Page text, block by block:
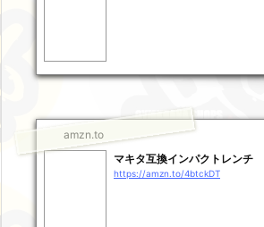
amzn.to
マキタ互換インパクトレンチ
https://amzn.to/4btckDT